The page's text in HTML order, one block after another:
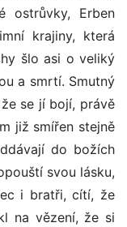
ostrůvky, Erben
krajiny, která
šlo asi o veliký
a smrtí. Smutný
se jí bojí, právě
již smířen stejně
do božích
svou lásku,
i bratři, cítí, že
na vězení, že si